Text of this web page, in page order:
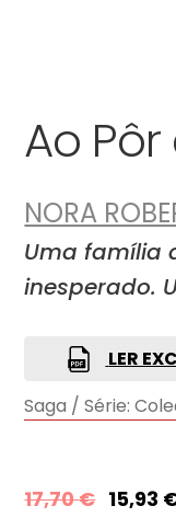
Ao
NORA
Uma família
inesperado.
LER
Saga / Série:
17,70€ 15,93